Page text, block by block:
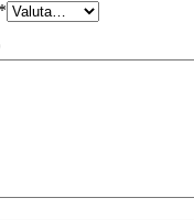
per liquori(81)
*